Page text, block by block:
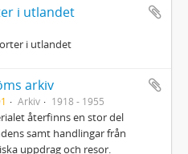
i utlandet
i utlandet
arkiv
Arkiv 1918 - 1955
återfinns en stor del
samt handlingar från
uppdrag och resor.